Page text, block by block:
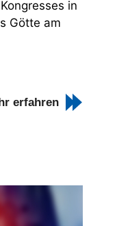
in
Götte am
erfahren